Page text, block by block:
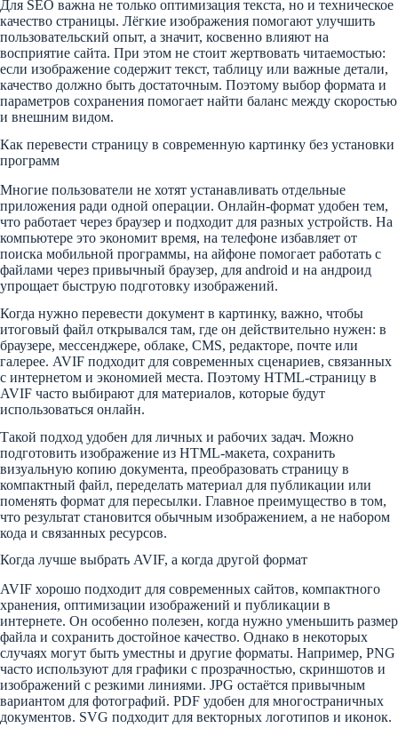
Для SEO важна не только оптимизация текста, но и техническое
качество страницы. Лёгкие изображения помогают улучшить
пользовательский опыт, а значит, косвенно влияют на
восприятие сайта. При этом не стоит жертвовать читаемостью:
если изображение содержит текст, таблицу или важные детали,
качество должно быть достаточным. Поэтому выбор формата и
параметров сохранения помогает найти баланс между скоростью
и внешним видом.
Как перевести страницу в современную картинку без установки
программ
Многие пользователи не хотят устанавливать отдельные
приложения ради одной операции. Онлайн-формат удобен тем,
что работает через браузер и подходит для разных устройств. На
компьютере это экономит время, на телефоне избавляет от
поиска мобильной программы, на айфоне помогает работать с
файлами через привычный браузер, для android и на андроид
упрощает быструю подготовку изображений.
Когда нужно перевести документ в картинку, важно, чтобы
итоговый файл открывался там, где он действительно нужен: в
браузере, мессенджере, облаке, CMS, редакторе, почте или
галерее. AVIF подходит для современных сценариев, связанных
с интернетом и экономией места. Поэтому HTML-страницу в
AVIF часто выбирают для материалов, которые будут
использоваться онлайн.
Такой подход удобен для личных и рабочих задач. Можно
подготовить изображение из HTML-макета, сохранить
визуальную копию документа, преобразовать страницу в
компактный файл, переделать материал для публикации или
поменять формат для пересылки. Главное преимущество в том,
что результат становится обычным изображением, а не набором
кода и связанных ресурсов.
Когда лучше выбрать AVIF, а когда другой формат
AVIF хорошо подходит для современных сайтов, компактного
хранения, оптимизации изображений и публикации в
интернете. Он особенно полезен, когда нужно уменьшить размер
файла и сохранить достойное качество. Однако в некоторых
случаях могут быть уместны и другие форматы. Например, PNG
часто используют для графики с прозрачностью, скриншотов и
изображений с резкими линиями. JPG остаётся привычным
вариантом для фотографий. PDF удобен для многостраничных
документов. SVG подходит для векторных логотипов и иконок.